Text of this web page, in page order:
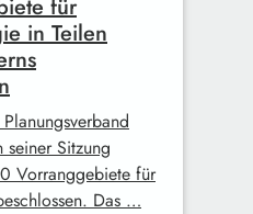
für
in Teilen
seiner Sitzung
Vorranggebiete für
Das …